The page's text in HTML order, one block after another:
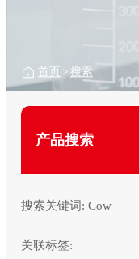
产品搜索
首页 > 搜索
搜索关键词: Cow
关联标签: